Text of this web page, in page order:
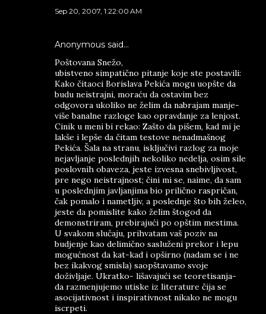
Sep 20, 2007, 1:22:00 AM
Anonymous said…
Poštovana Snežo,
ubistveno simpatično pitanje koje ste postavili:
Kako čitaoci Borislava Pekića mogu uopšte da
budu neistrajni, moraću da ostavim bez
odgovora ukoliko ne želim da nabrajam manje-
više banalne razloge kao opravdanje za lenjost.
Cinik u meni bi rekao: Zašto da pišem, kad mi je
lakše i lepše da čitam testove nenadmašnog
Pekića. Šala na stranu, isključivi razlog za moje
nejavljanje poslednjih nekoliko nedelja, osim sile
poslovnih obaveza, jeste izvesna snebivljivost,
pre nego neistrajnost; čini mi se, naime, da sam
u poslednjim javljanjima bio prilično raspričan,
čak pomalo i nametljiv, a poslednje što bih želeo,
jeste da pomislite kako želim štogod da
demonstriram, prebirajući po opštim mestima.
U svakom slučaju, prihvatam vaš poziv na
budjenje kao delimično sasluženi prekor i lepu
mogućnost da kat-kad i opširno (nadam se i ne
bez ikakvog smisla) saopštavamo svoje
doživljaje. Ukratko- lišavajući se teoretisanja-
da razmenjujemo utiske iz literature čija se
asocijativnost i inspirativnost nikako ne mogu
iscrpeti.